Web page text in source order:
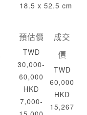
18.5 x 52.5 cm
預估價
TWD
30,000-
60,000
HKD
7,000-
成交
價
TWD
60,000
HKD
15,267